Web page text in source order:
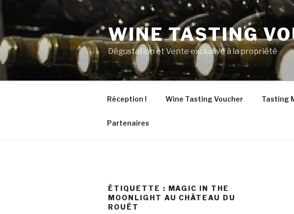
contenu
principal
WINE TASTING
Dégustation et Vente exclusive à la propriété
Réception ! Wine Tasting Voucher Tasting
Partenaires
ÉTIQUETTE : MAGIC IN THE
MOONLIGHT AU CHÂTEAU DU
ROUËT